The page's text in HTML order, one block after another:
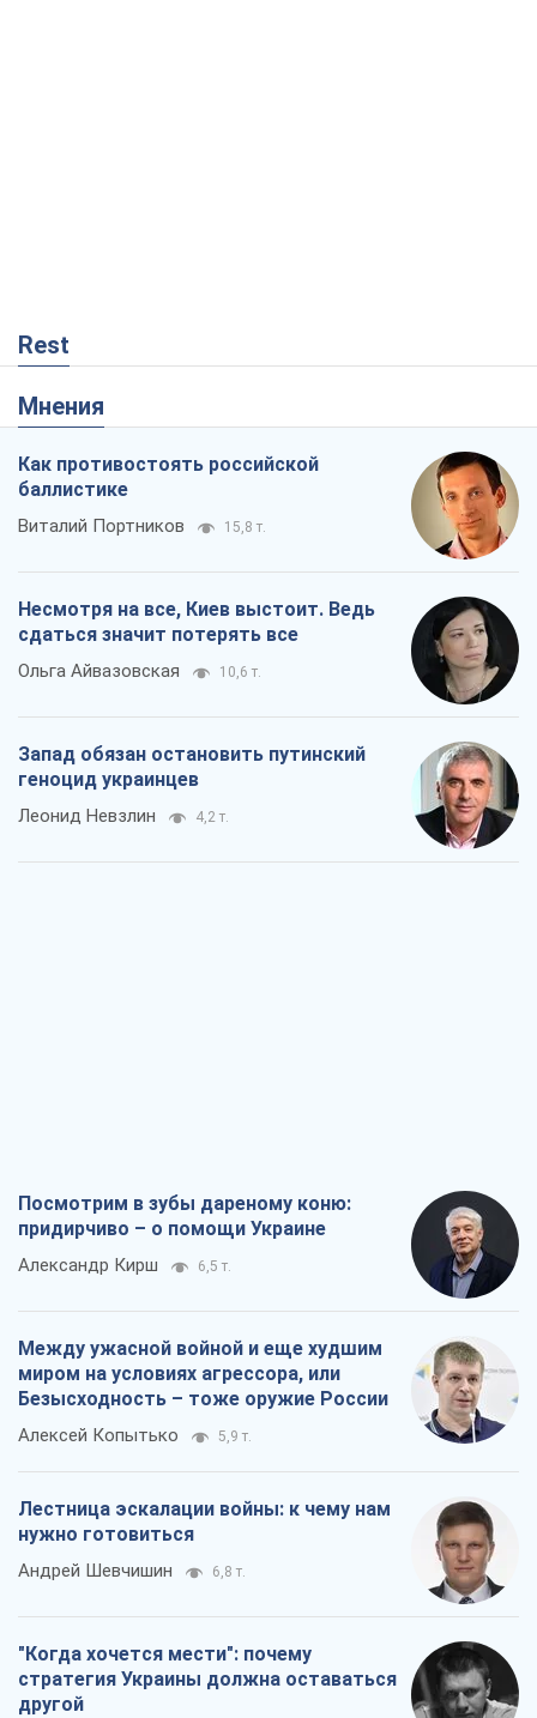
Rest
Мнения
Как противостоять российской
баллистике
Виталий Портников 15,8 т.
Несмотря на все, Киев выстоит. Ведь
сдаться значит потерять все
Ольга Айвазовская 10,6 т.
Запад обязан остановить путинский
геноцид украинцев
Леонид Невзлин 4,2 т.
Посмотрим в зубы дареному коню:
придирчиво – о помощи Украине
Александр Кирш 6,5 т.
Между ужасной войной и еще худшим
миром на условиях агрессора, или
Безысходность – тоже оружие России
Алексей Копытько 5,9 т.
Лестница эскалации войны: к чему нам
нужно готовиться
Андрей Шевчишин 6,8 т.
"Когда хочется мести": почему
стратегия Украины должна оставаться
другой